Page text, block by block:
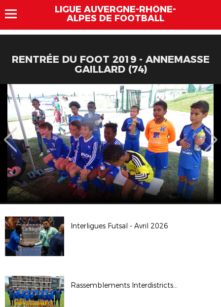
LIGUE AUVERGNE-RHÔNE-
ALPES DE FOOTBALL
RENTRÉE DU FOOT 2019 - ANNEMASSE
GAILLARD (74)
Interligues Futsal - Avril 2026
Rassemblements Interdistricts U14G - Avr. 2026